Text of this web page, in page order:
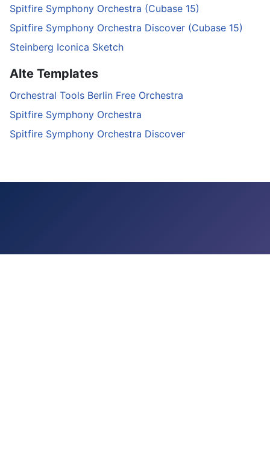
Spitfire Symphony Orchestra (Cubase 15)
Spitfire Symphony Orchestra Discover (Cubase 15)
Steinberg Iconica Sketch
Alte Templates
Orchestral Tools Berlin Free Orchestra
Spitfire Symphony Orchestra
Spitfire Symphony Orchestra Discover